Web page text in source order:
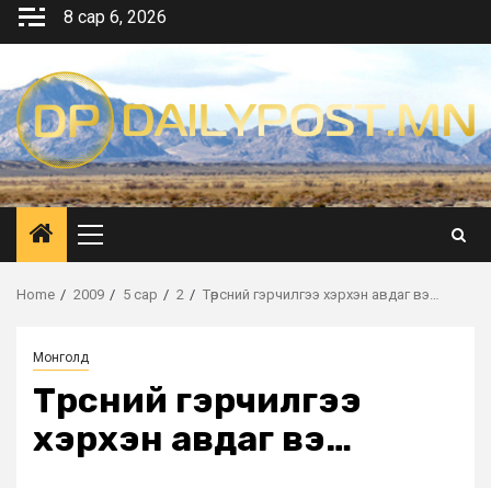
Skip
8 сар 6, 2026
Primary
Menu
Home 2009 5 сар 2 Төрсний гэрчилгээ хэрхэн авдаг вэ…
Монголд
Төрсний гэрчилгээ
хэрхэн авдаг вэ…